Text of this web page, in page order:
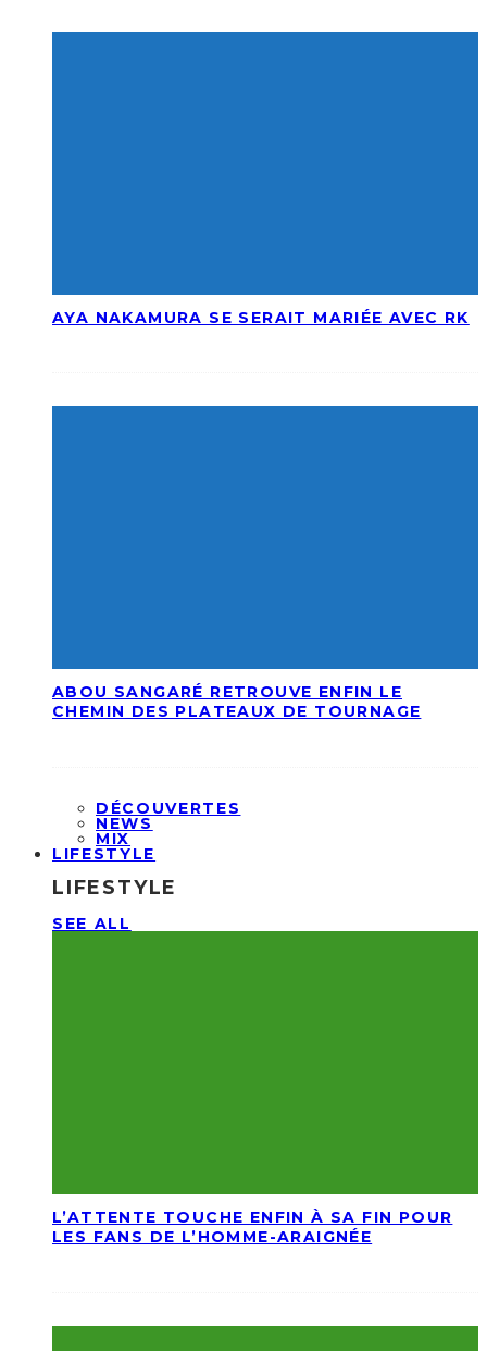
AYA NAKAMURA SE SERAIT MARIÉE AVEC RK
ABOU SANGARÉ RETROUVE ENFIN LE
CHEMIN DES PLATEAUX DE TOURNAGE
DÉCOUVERTES
NEWS
MIX
LIFESTYLE
LIFESTYLE
SEE ALL
L’ATTENTE TOUCHE ENFIN À SA FIN POUR
LES FANS DE L’HOMME-ARAIGNÉE